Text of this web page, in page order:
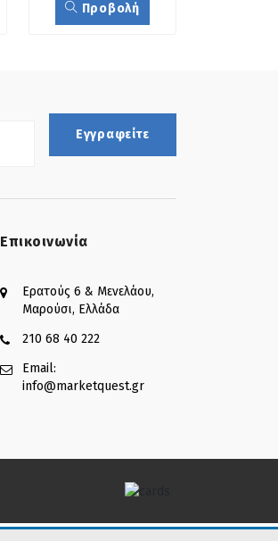
Προβολή
Εγγραφείτε
Επικοινωνία
Ερατούς 6 & Μενελάου,
Μαρούσι, Ελλάδα
210 68 40 222
Email:
info@marketquest.gr